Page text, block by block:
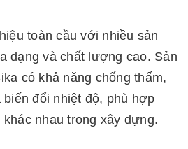
toàn cầu với nhiều sản
dạng và chất lượng cao. Sản
có khả năng chống thấm,
đổi nhiệt độ, phù hợp
nhau trong xây dựng.